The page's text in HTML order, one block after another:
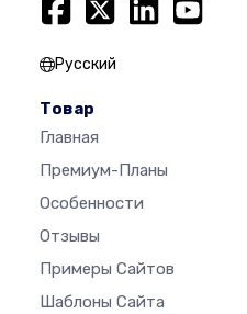
Русский
Товар
Главная
Премиум-Планы
Особенности
Отзывы
Примеры Сайтов
Шаблоны Сайта